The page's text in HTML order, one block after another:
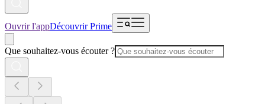
Ouvrir l'appDécouvrir Prime
Que souhaitez-vous écouter ?